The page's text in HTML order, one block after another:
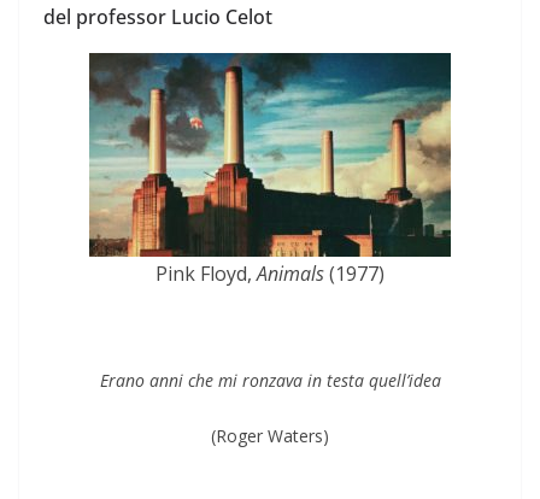
del professor Lucio Celot
Pink Floyd,Animals(1977)
Erano anni che mi ronzava in testa quell’idea
(Roger Waters)